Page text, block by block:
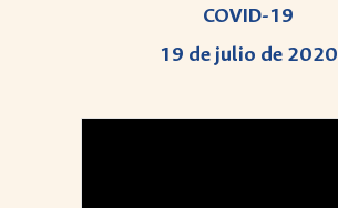
COVID-19
19 de julio de 2020